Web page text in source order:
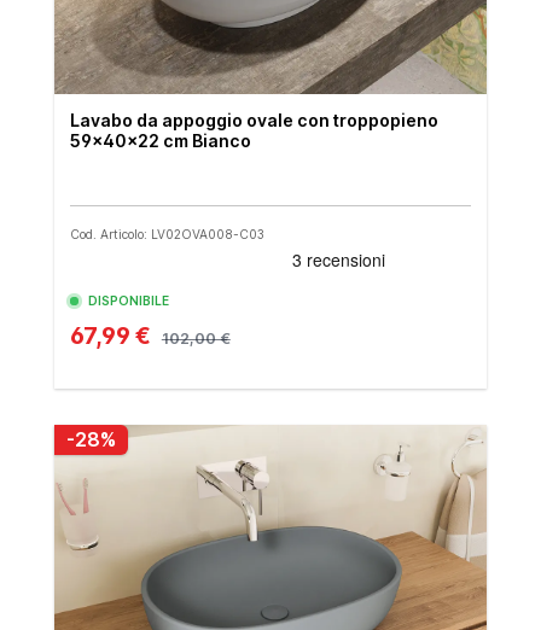
Lavabo da appoggio ovale con troppopieno
59x40x22 cm Bianco
Cod. Articolo: LV02OVA008-C03
DISPONIBILE
67,99 € 102,00 €
-28%